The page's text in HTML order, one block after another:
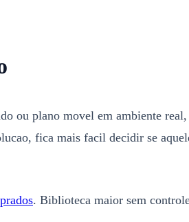
ou plano movel em ambiente
fica mais facil decidir se
. Biblioteca maior sem